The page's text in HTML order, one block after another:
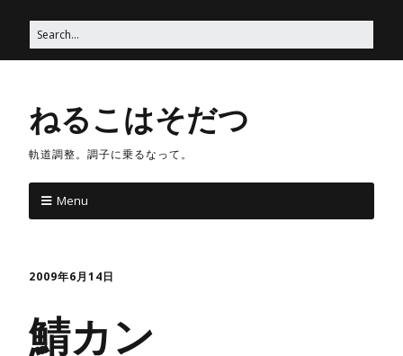
ねるこはそだつ
軌道調整。調子に乗るなって。
Menu
2009年6月14日
鯖カン